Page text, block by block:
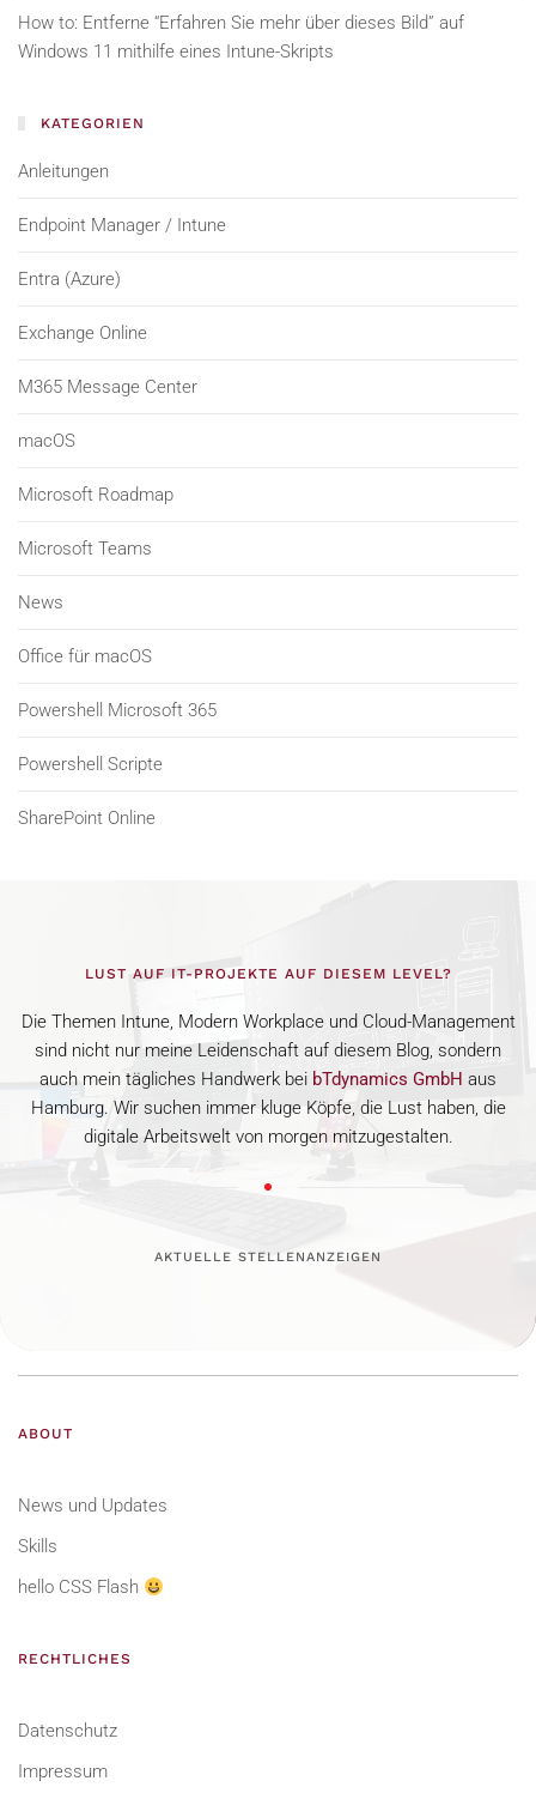
How to: Entferne “Erfahren Sie mehr über dieses Bild” auf
Windows 11 mithilfe eines Intune-Skripts
KATEGORIEN
Anleitungen
Endpoint Manager / Intune
Entra (Azure)
Exchange Online
M365 Message Center
macOS
Microsoft Roadmap
Microsoft Teams
News
Office für macOS
Powershell Microsoft 365
Powershell Scripte
SharePoint Online
LUST AUF IT-PROJEKTE AUF DIESEM LEVEL?
Die Themen Intune, Modern Workplace und Cloud-Management
sind nicht nur meine Leidenschaft auf diesem Blog, sondern
auch mein tägliches Handwerk bei bTdynamics GmbH aus
Hamburg. Wir suchen immer kluge Köpfe, die Lust haben, die
digitale Arbeitswelt von morgen mitzugestalten.
AKTUELLE STELLENANZEIGEN
ABOUT
News und Updates
Skills
hello CSS Flash
RECHTLICHES
Datenschutz
Impressum